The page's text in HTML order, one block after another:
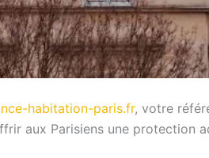
habitation-paris.fr, votre
aux Parisiens une protection